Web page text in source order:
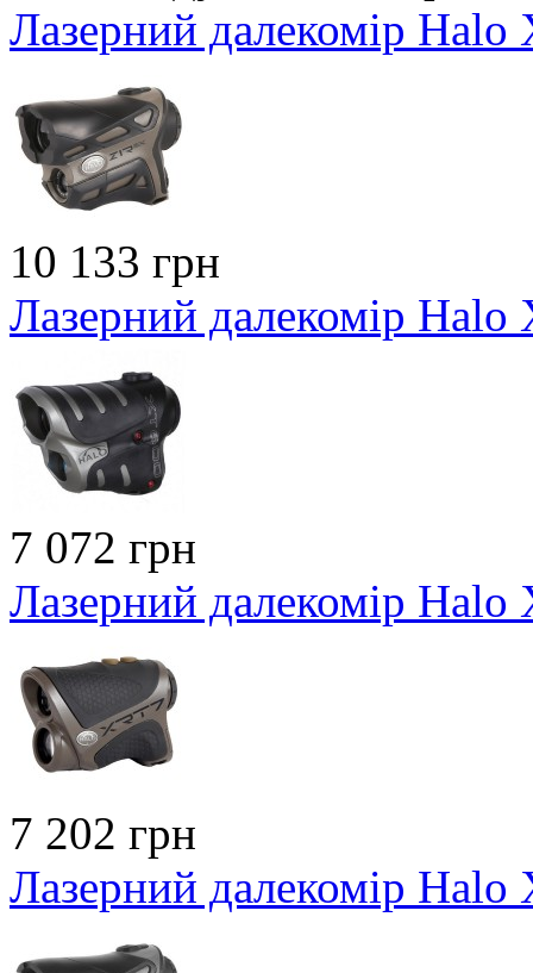
Лазерний далекомір
10 133 грн
Лазерний далекомір
7 072 грн
Лазерний далекомір Halo
7 202 грн
Лазерний далекомір